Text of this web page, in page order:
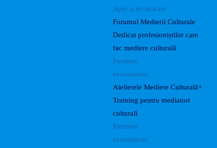
Apel activ/inactiv
Forumul Medierii Culturale
Dedicat profesioniștilor care
fac mediere culturală
Formare
evenimente
Atelierele Mediere Culturală+
Training pentru mediatori
culturali
Formare
evenimente